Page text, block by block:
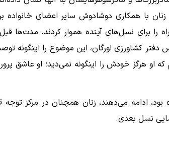
با همکاری دوشادوش سایر اعضای خانواده
را برای نسل‌های آینده هموار کردند، مدت‌ها
دفتر کشاورزی اورگان، این موضوع را اینگونه
او هرگز خودش را اینگونه نمی‌دید؛ او عاشق
ادامه می‌دهند، زنان همچنان در مرکز توجه
نسل بعدی.